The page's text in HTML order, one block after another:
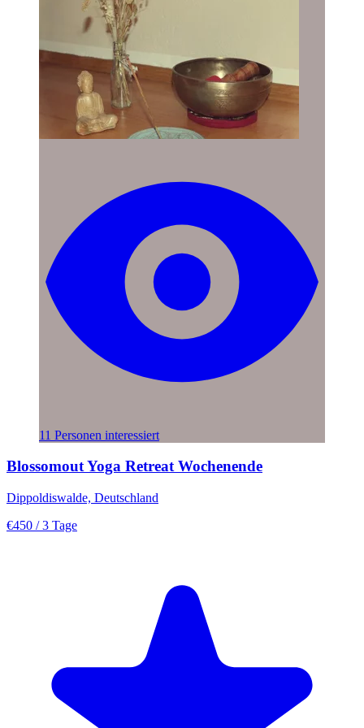
11 Personen interessiert
Blossomout Yoga Retreat Wochenende
Dippoldiswalde, Deutschland
€450 / 3 Tage